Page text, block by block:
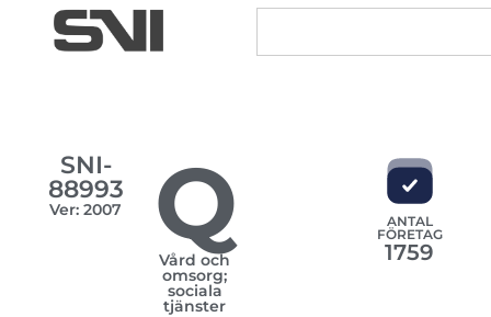
SNI-
88993
Ver: 2007 Q
Vård och
omsorg;
sociala
tjänster
ANTAL
FÖRETAG
1759